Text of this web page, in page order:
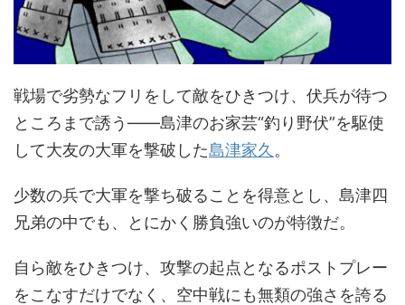
戦場で劣勢なフリをして敵をひきつけ、伏兵が待つ
ところまで誘う――島津のお家芸“釣り野伏”を駆使
して大友の大軍を撃破した島津家久。
少数の兵で大軍を撃ち破ることを得意とし、島津四
兄弟の中でも、とにかく勝負強いのが特徴だ。
自ら敵をひきつけ、攻撃の起点となるポストプレー
をこなすだけでなく、空中戦にも無類の強さを誇る